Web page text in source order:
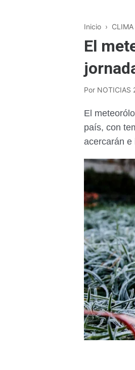
Inicio › CLIMA
El
Por NOTICIAS
El
país, con
acercarán e